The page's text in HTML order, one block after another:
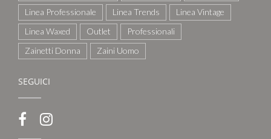
Linea Professionale
Linea Trends
Linea Vintage
Linea Waxed
Outlet
Professionali
Zainetti Donna
Zaini Uomo
SEGUICI